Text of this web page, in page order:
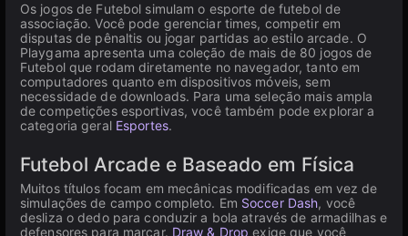
Os jogos de Futebol simulam o esporte de futebol de
associação. Você pode gerenciar times, competir em
disputas de pênaltis ou jogar partidas ao estilo arcade. O
Playgama apresenta uma coleção de mais de 80 jogos de
Futebol que rodam diretamente no navegador, tanto em
computadores quanto em dispositivos móveis, sem
necessidade de downloads. Para uma seleção mais ampla
de competições esportivas, você também pode explorar a
categoria geral Esportes.
Futebol Arcade e Baseado em Física
Muitos títulos focam em mecânicas modificadas em vez de
simulações de campo completo. Em Soccer Dash, você
desliza o dedo para conduzir a bola através de armadilhas e
defensores para marcar. Draw & Drop exige que você